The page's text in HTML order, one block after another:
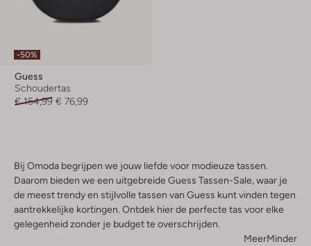
-50%
Guess
Schoudertas
€ 154,99 € 76,99
Bij Omoda begrijpen we jouw liefde voor modieuze tassen.
Daarom bieden we een uitgebreide Guess Tassen-Sale, waar je
de meest trendy en stijlvolle tassen van Guess kunt vinden tegen
aantrekkelijke kortingen. Ontdek hier de perfecte tas voor elke
gelegenheid zonder je budget te overschrijden.
MeerMinder